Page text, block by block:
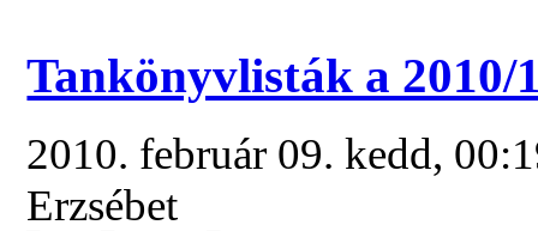
Tankönyvlisták a 2010/
2010. február 09. kedd,
Erzsébet